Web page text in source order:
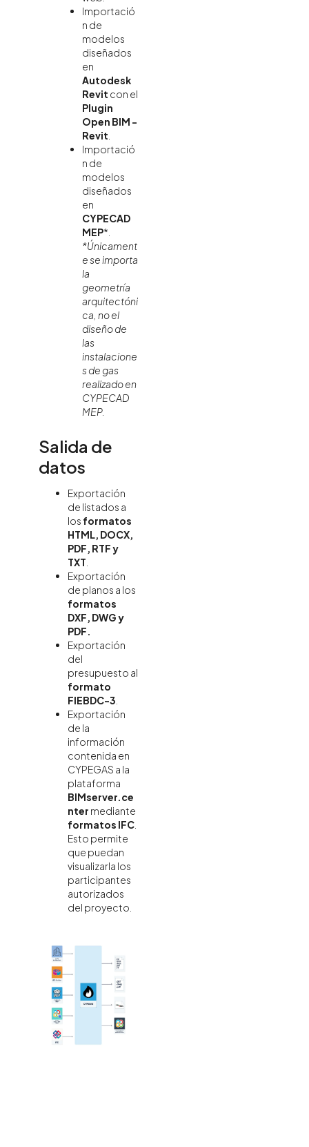
Importació
n de
modelos
diseñados
en
Autodesk
Revit con el
Plugin
Open BIM -
Revit
Importació
n de
modelos
diseñados
en
CYPECAD
MEP*.
*Únicament
e se importa
la
geometría
arquitectóni
ca, no el
diseño de
las
instalacione
s de gas
realizado en
CYPECAD
MEP.
Salida de
datos
Exportación
de listados a
los formatos
HTML, DOCX,
PDF, RTF y
TXT
Exportación
de planos a los
formatos
DXF, DWG y
PDF.
Exportación
del
presupuesto al
formato
FIEBDC-3
Exportación
de la
información
contenida en
CYPEGAS a la
plataforma
BIMserver.ce
nter mediante
formatos IFC
Esto permite
que puedan
visualizarla los
participantes
autorizados
del proyecto.